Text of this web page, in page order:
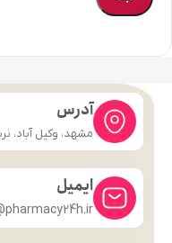
آدرس
مشهد، وکیل آباد،
ایمیل